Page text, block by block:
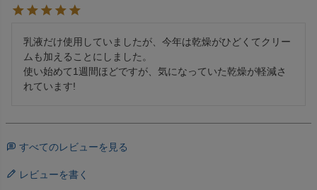
乳液だけ使用していましたが、今年は乾燥がひどくてクリー
ムも加えることにしました。
使い始めて1週間ほどですが、気になっていた乾燥が軽減さ
れています!
すべてのレビューを見る
レビューを書く